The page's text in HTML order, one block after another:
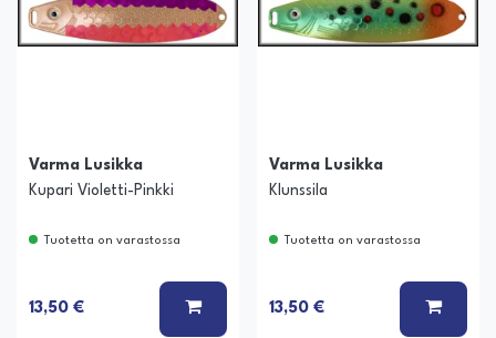
Varma Lusikka
Kupari Violetti-Pinkki
Tuotetta on varastossa
13,50 € LISÄÄ KORIIN
Varma Lusikka
Klunssila
Tuotetta on varastossa
13,50 € LISÄÄ